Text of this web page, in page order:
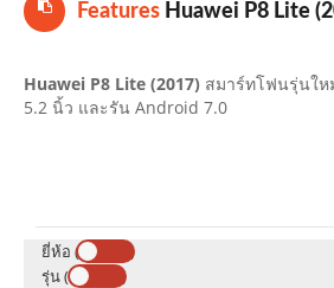
Features Huawei P8 Lite
Huawei P8 Lite (2017) สมาร์ทโฟนรุ่นใ
5.2 นิ้ว และรัน Android 7.0
ยี่ห้อ (BRAND)
รุ่น (MODEL)